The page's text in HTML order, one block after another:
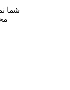
شما نمیتوانید